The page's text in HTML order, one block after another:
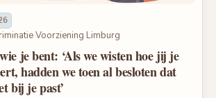
Voorziening Limburg
je bent: ‘Als we wisten hoe jij je
hadden we toen al besloten dat
bij je past’